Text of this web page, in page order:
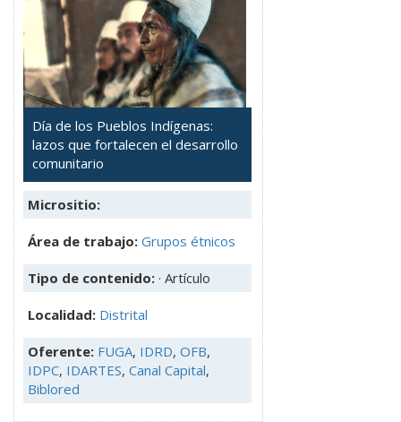
Día de los Pueblos Indígenas:
lazos que fortalecen el desarrollo
comunitario
Micrositio:
Área de trabajo: Grupos étnicos
Tipo de contenido: · Artículo
Localidad: Distrital
Oferente: FUGA, IDRD, OFB,
IDPC, IDARTES, Canal Capital,
Biblored